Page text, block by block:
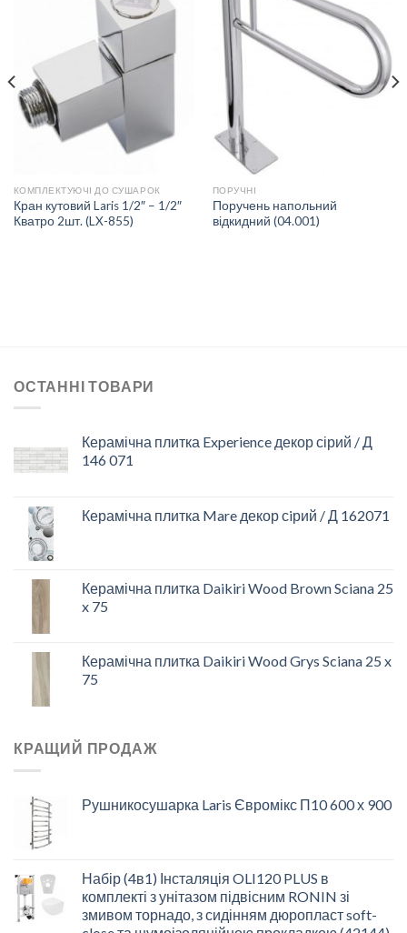
СПИСКУ
КОМПЛЕКТУЮЧІ ДО СУШАРОК
Кран кутовий Laris 1/2″ – 1/2″
Кватро 2шт. (LX-855)
ДОДАТИ
СПИСКУ
БАЖАНЬ
ПОРУЧНІ
Поручень напольний
відкидний (04.001)
ОСТАННІ ТОВАРИ
Керамічна плитка Experience декор сірий / Д
146 071
Керамічна плитка Mare декор сiрий / Д 162071
Керамічна плитка Daikiri Wood Brown Sciana 25
x 75
Керамічна плитка Daikiri Wood Grys Sciana 25 x
75
КРАЩИЙ ПРОДАЖ
Рушникосушарка Laris Євромікс П10 600 х 900
Набір (4в1) Інсталяція OLI120 PLUS в
комплекті з унітазом підвісним RONIN зі
змивом торнадо, з сидінням дюропласт soft-